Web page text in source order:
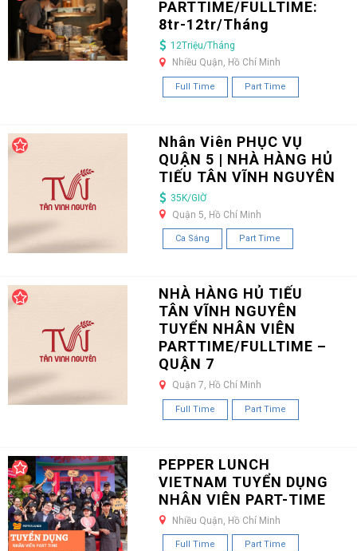
PARTTIME/FULLTIME:
8tr-12tr/Tháng
12Triệu/Tháng
Nhiều Quận, Hồ Chí Minh
Full Time Part Time
Nhân Viên PHỤC VỤ
QUẬN 5 | NHÀ HÀNG HỦ
TIẾU TÂN VĨNH NGUYÊN
35K/GIỜ
Quận 5, Hồ Chí Minh
Ca Sáng Part Time
NHÀ HÀNG HỦ TIẾU
TÂN VĨNH NGUYÊN
TUYỂN NHÂN VIÊN
PARTTIME/FULLTIME –
QUẬN 7
Quận 7, Hồ Chí Minh
Full Time Part Time
PEPPER LUNCH
VIETNAM TUYỂN DỤNG
NHÂN VIÊN PART-TIME
Nhiều Quận, Hồ Chí Minh
Full Time Part Time